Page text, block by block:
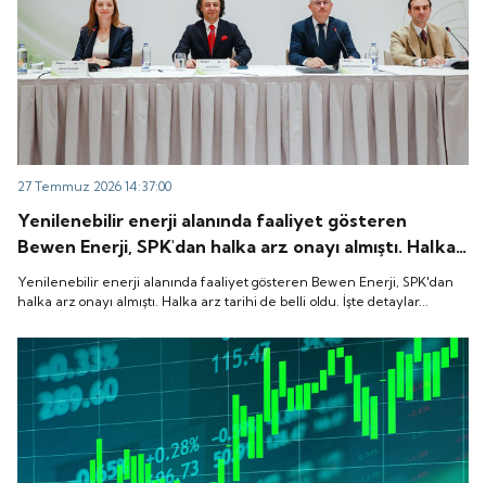
27 Temmuz 2026 14:37:00
Yenilenebilir enerji alanında faaliyet gösteren
Bewen Enerji, SPK'dan halka arz onayı almıştı. Halka
arz tarihi de belli oldu. İşte detaylar...
Yenilenebilir enerji alanında faaliyet gösteren Bewen Enerji, SPK'dan
halka arz onayı almıştı. Halka arz tarihi de belli oldu. İşte detaylar...